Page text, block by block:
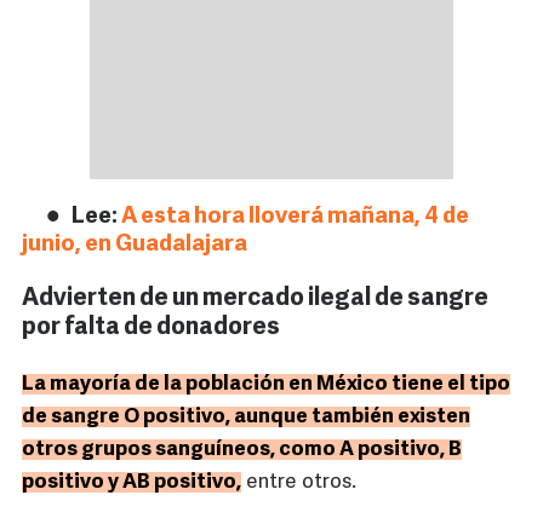
Lee: A esta hora lloverá mañana, 4 de
junio, en Guadalajara
Advierten de un mercado ilegal de sangre
por falta de donadores
La mayoría de la población en México tiene el tipo
de sangre O positivo, aunque también existen
otros grupos sanguíneos, como A positivo, B
positivo y AB positivo, entre otros.